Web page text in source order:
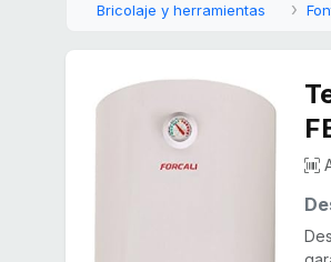
Bricolaje y herramientas